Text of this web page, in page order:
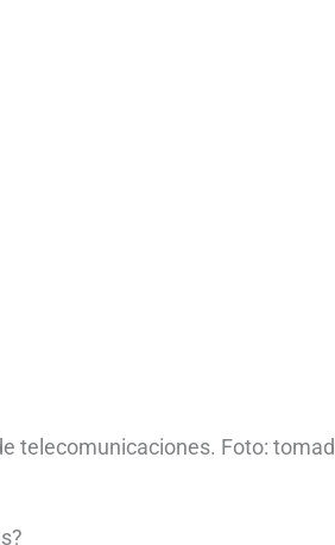
telecomunicaciones. Foto: